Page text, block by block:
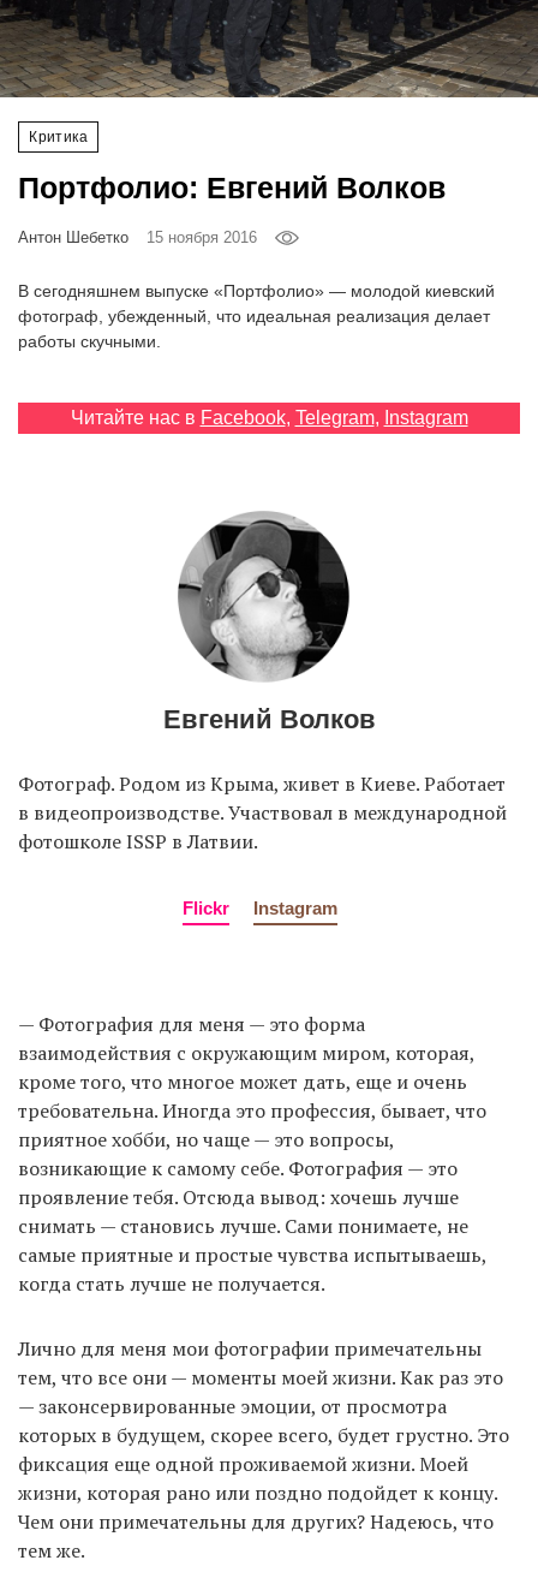
Критика
Портфолио: Евгений Волков
Антон Шебетко 15 ноября 2016
В сегодняшнем выпуске «Портфолио» — молодой киевский
фотограф, убежденный, что идеальная реализация делает
работы скучными.
Читайте нас в Facebook, Telegram, Instagram
Евгений Волков
Фотограф. Родом из Крыма, живет в Киеве. Работает
в видеопроизводстве. Участвовал в международной
фотошколе ISSP в Латвии.
Flickr Instagram
— Фотография для меня — это форма
взаимодействия с окружающим миром, которая,
кроме того, что многое может дать, еще и очень
требовательна. Иногда это профессия, бывает, что
приятное хобби, но чаще — это вопросы,
возникающие к самому себе. Фотография — это
проявление тебя. Отсюда вывод: хочешь лучше
снимать — становись лучше. Сами понимаете, не
самые приятные и простые чувства испытываешь,
когда стать лучше не получается.
Лично для меня мои фотографии примечательны
тем, что все они — моменты моей жизни. Как раз это
— законсервированные эмоции, от просмотра
которых в будущем, скорее всего, будет грустно. Это
фиксация еще одной проживаемой жизни. Моей
жизни, которая рано или поздно подойдет к концу.
Чем они примечательны для других? Надеюсь, что
тем же.